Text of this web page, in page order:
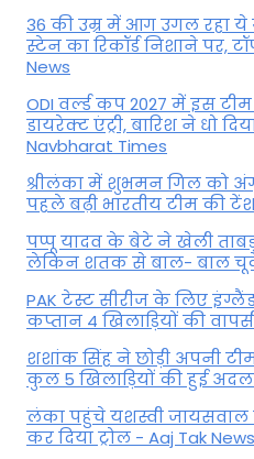
36 की उम्र में आग उगल रहा
स्टेन का रिकॉर्ड निशाने पर,
News
ODI वर्ल्ड कप 2027 में इस
डायरेक्ट एंट्री, बारिश ने धो
Navbharat Times
श्रीलंका में शुभमन गिल को
पहले बढ़ी भारतीय टीम की
पप्पू यादव के बेटे ने खेली
लेकिन शतक से बाल- बाल चूके
PAK टेस्ट सीरीज के लिए
कप्तान 4 खिलाड़ियों की
शशांक सिंह ने छोड़ी अपनी
कुल 5 खिलाड़ियों की हुई
लंका पहुंचे यशस्वी जायसवाल
कर द‍िया ट्रोल - Aaj Tak News